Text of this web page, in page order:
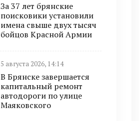
За 37 лет брянские
поисковики установили
имена свыше двух тысяч
бойцов Красной Армии
5 августа 2026, 14:14
В Брянске завершается
капитальный ремонт
автодороги по улице
Маяковского